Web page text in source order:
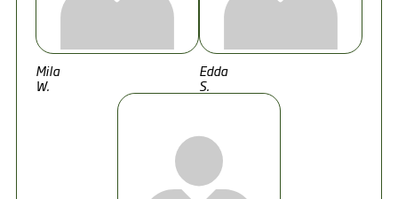
Mila
W.
Edda
S.